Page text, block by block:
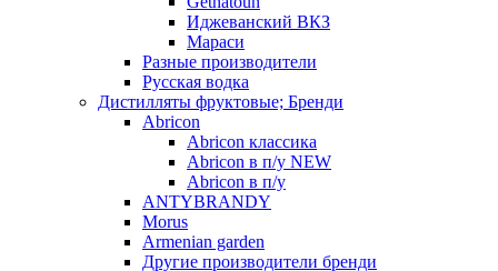
Иджеванский ВКЗ
Мараси
Разные производители
Русская водка
Дистилляты фруктовые; Бренди
Abricon
Abricon классика
Abricon в п/у NEW
Abricon в п/у
ANTYBRANDY
Morus
Armenian garden
Другие производители бренди